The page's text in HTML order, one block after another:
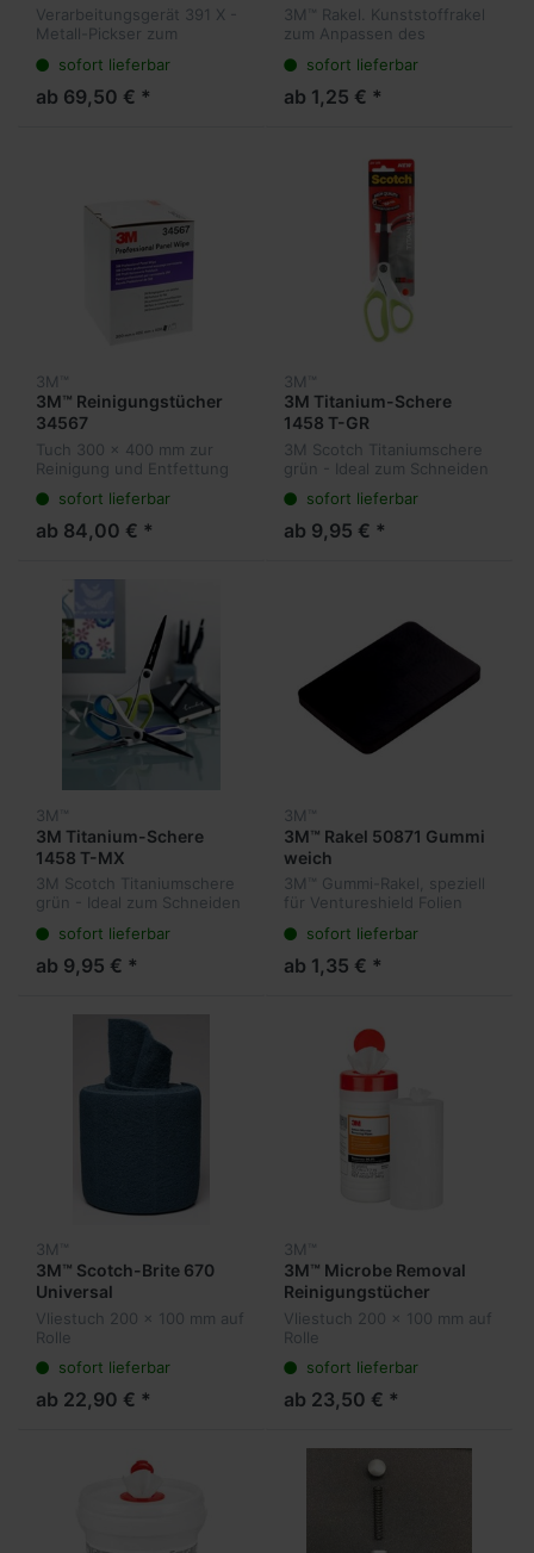
Verarbeitungsgerät 391 X -
Metall-Pickser zum
Abdeckungen und
Ausstechen von Blasen bei
Folien, Klebebuchstaben
sofort lieferbar
ab 69,50 € *
3M™ Rakel. Kunststoffrakel
zum Anpassen des
Oberflächenkonturen
insbesondere im Bereich
von Ecken und Kanten.
sofort lieferbar
ab 1,25 € *
3M™
3M™ Reinigungstücher
34567
Tuch 300 x 400 mm zur
Reinigung und Entfettung
Verbindung mit Reinigern
sofort lieferbar
ab 84,00 € *
3M™
3M Titanium-Schere
1458 T-GR
3M Scotch Titaniumschere
grün - Ideal zum Schneiden
Baselartikeln einseitigen
Klebebändern usw.
sofort lieferbar
ab 9,95 € *
3M™
3M Titanium-Schere
1458 T-MX
3M Scotch Titaniumschere
grün - Ideal zum Schneiden
Bastelarbeiten
sofort lieferbar
ab 9,95 € *
3M™
3M™ Rakel 50871 Gummi
weich
3M™ Gummi-Rakel, speziell
für Ventureshield Folien
sofort lieferbar
ab 1,35 € *
3M™
3M™ Scotch-Brite 670
Universal
Reinigungsvlies
Vliestuch 200 x 100 mm auf
Rolle
sofort lieferbar
ab 22,90 € *
3M™
3M™ Microbe Removal
Reinigungstücher
Vliestuch 200 x 100 mm auf
Rolle
sofort lieferbar
ab 23,50 € *